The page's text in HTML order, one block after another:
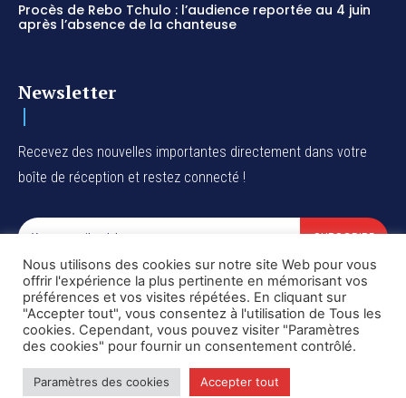
Procès de Rebo Tchulo : l’audience reportée au 4 juin
après l’absence de la chanteuse
Newsletter
Recevez des nouvelles importantes directement dans votre
boîte de réception et restez connecté !
SUBSCRIBE
I've read and accept thePrivacy Policy.
Copyright © DiaspoRDC. All rights reserved
Nous utilisons des cookies sur notre site Web pour vous
offrir l'expérience la plus pertinente en mémorisant vos
préférences et vos visites répétées. En cliquant sur
"Accepter tout", vous consentez à l'utilisation de Tous les
cookies. Cependant, vous pouvez visiter "Paramètres
des cookies" pour fournir un consentement contrôlé.
Paramètres des cookies Accepter tout